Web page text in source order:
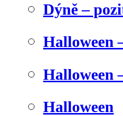
Dýně –
Halloween
Halloween
Halloween